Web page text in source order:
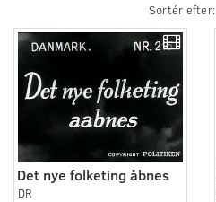
Sortér efter:
Det nye folketing åbnes
DR